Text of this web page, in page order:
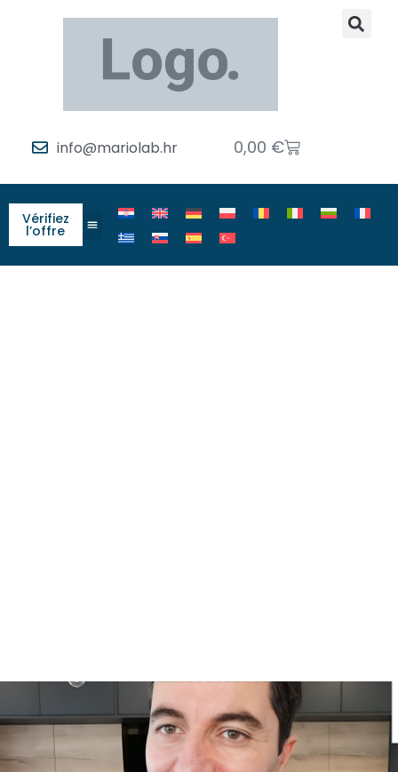
info@mariolab.hr 0,00 €
Vérifiez
l’offre